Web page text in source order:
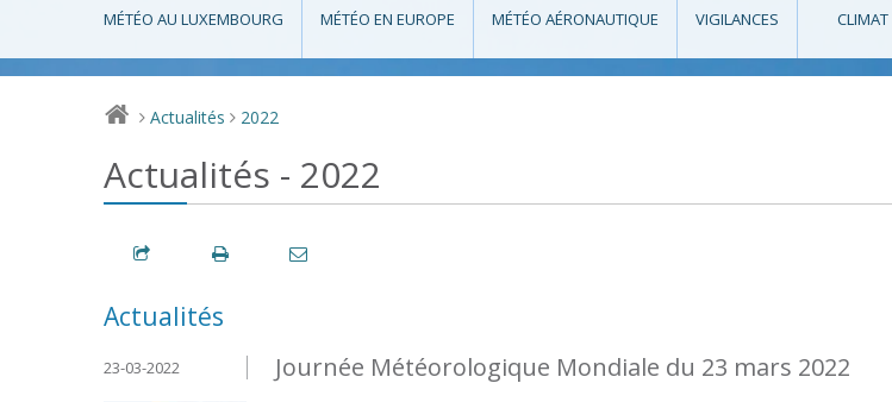
MÉTÉO AU LUXEMBOURG MÉTÉO EN EUROPE MÉTÉO AÉRONAUTIQUE VIGILANCES CLIMAT
> Actualités > 2022
Actualités - 2022
Actualités
Journée Météorologique Mondiale du 23 mars 2022
23-03-2022